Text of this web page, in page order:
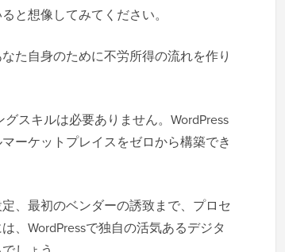
と想像してみてください。
た自身のために不労所得の流れを作り
スキルは必要ありません。WordPress
ーケットプレイスをゼロから構築でき
、最初のベンダーの誘致まで、プロセ
、WordPressで独自の活気あるデジタ